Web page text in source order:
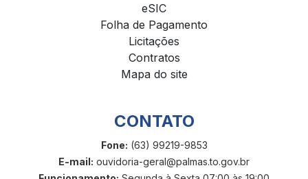
eSIC
Folha de Pagamento
Licitações
Contratos
Mapa do site
CONTATO
Fone: (63) 99219-9853
E-mail: ouvidoria-geral@palmas.to.gov.br